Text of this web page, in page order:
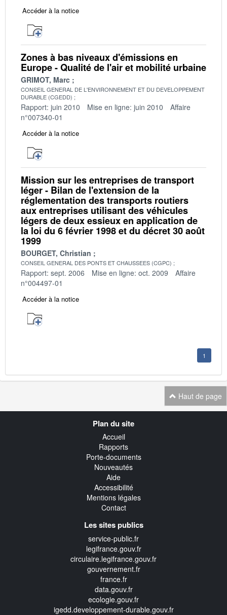
Accéder à la notice
Zones à bas niveaux d'émissions en
Europe - Qualité de l'air et mobilité urbaine
GRIMOT, Marc
CONSEIL GENERAL DE L'ENVIRONNEMENT ET DU DEVELOPPEMENT
DURABLE (CGEDD)
Rapport: juin 2010 Mise en ligne: juin 2010
Affaire
n°007340-01
Accéder à la notice
Mission sur les entreprises de transport
léger - Bilan de l'extension de la
réglementation des transports routiers
aux entreprises utilisant des véhicules
légers de deux essieux en application de
la loi du 6 février 1998 et du décret 30 août
1999
BOURGET, Christian
CONSEIL GENERAL DES PONTS ET CHAUSSEES (CGPC)
Rapport: sept. 2006 Mise en ligne: oct. 2009
Affaire
n°004497-01
Accéder à la notice
1
Haut de page
Plan du site
Accueil
Rapports
Porte-documents
Nouveautés
Aide
Accessibilité
Mentions légales
Contact
Les sites publics
service-public.fr
legifrance.gouv.fr
circulaire.legifrance.gouv.fr
gouvernement.fr
france.fr
data.gouv.fr
ecologie.gouv.fr
igedd.developpement-durable.gouv.fr